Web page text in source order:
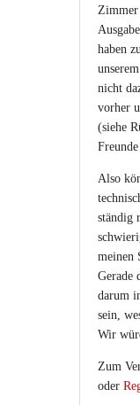
Zimmer
haben
nicht
vorher
(siehe
Also
ständig
meinen
Gerade
darum
sein,
Wir
Zum
oder